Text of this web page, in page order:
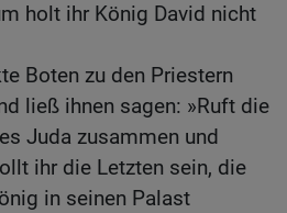
holt ihr König David nicht
Boten zu den Priestern
ließ ihnen sagen: »Ruft die
Juda zusammen und
ihr die Letzten sein, die
in seinen Palast